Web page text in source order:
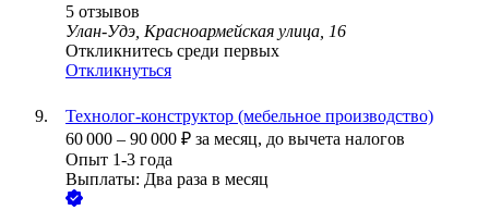
5 отзывов
Улан-Удэ, Красноармейская улица, 16
Откликнитесь среди первых
Откликнуться
Технолог-конструктор (мебельное производство)
60 000 – 90 000 ₽ за месяц, до вычета налогов
Опыт 1-3 года
Выплаты: Два раза в месяц